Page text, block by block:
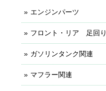
エンジンパーツ
フロント・リア 足回り
ガソリンタンク関連
マフラー関連